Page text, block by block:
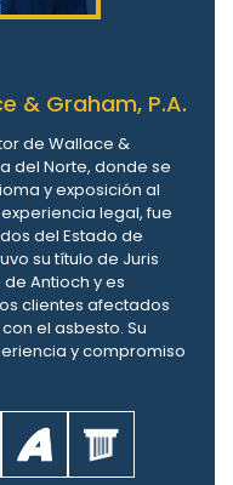
& Graham, P.A.
de Wallace &
del Norte, donde se
y exposición al
legal, fue
del Estado de
su título de Juris
Antioch y es
clientes afectados
el asbesto. Su
y compromiso